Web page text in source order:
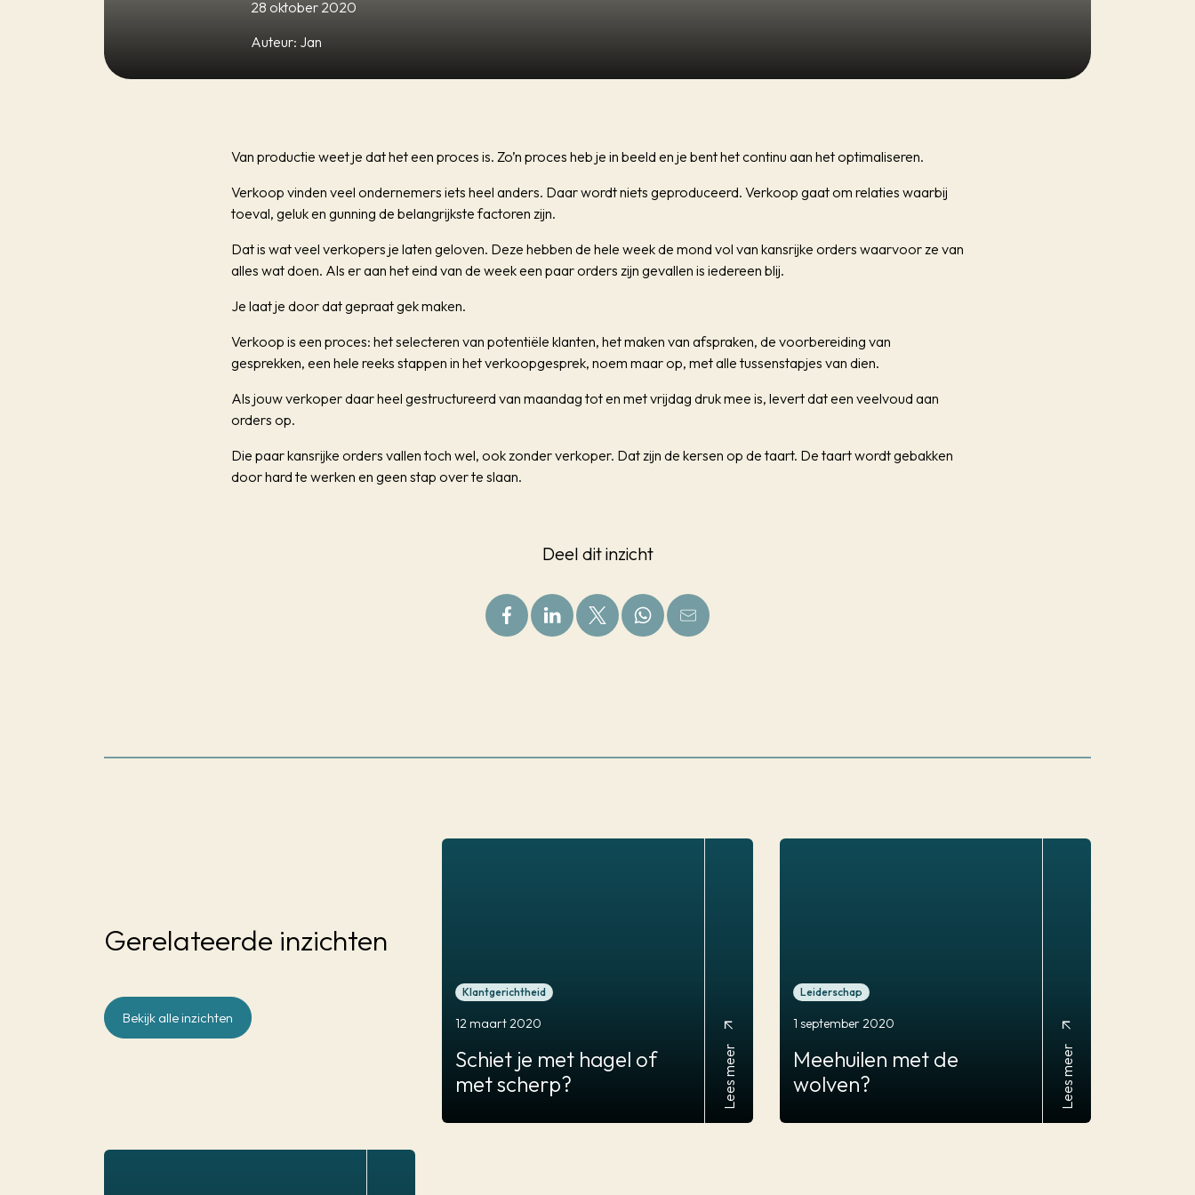
28 oktober 2020
Auteur: Jan
Van productie weet je dat het een proces is. Zo’n proces heb je in beeld en je bent het continu aan het optimaliseren.
Verkoop vinden veel ondernemers iets heel anders. Daar wordt niets geproduceerd. Verkoop gaat om relaties waarbij
toeval, geluk en gunning de belangrijkste factoren zijn.
Dat is wat veel verkopers je laten geloven. Deze hebben de hele week de mond vol van kansrijke orders waarvoor ze van
alles wat doen. Als er aan het eind van de week een paar orders zijn gevallen is iedereen blij.
Je laat je door dat gepraat gek maken.
Verkoop is een proces: het selecteren van potentiële klanten, het maken van afspraken, de voorbereiding van
gesprekken, een hele reeks stappen in het verkoopgesprek, noem maar op, met alle tussenstapjes van dien.
Als jouw verkoper daar heel gestructureerd van maandag tot en met vrijdag druk mee is, levert dat een veelvoud aan
orders op.
Die paar kansrijke orders vallen toch wel, ook zonder verkoper. Dat zijn de kersen op de taart. De taart wordt gebakken
door hard te werken en geen stap over te slaan.
Deel dit inzicht
Gerelateerde inzichten
Bekijk alle inzichten
Klantgerichtheid
12 maart 2020
Schiet je met hagel of
met scherp?
Lees meer
arrow_outward
Leiderschap
1 september 2020
Meehuilen met de
wolven?
Lees meer
arrow_outward